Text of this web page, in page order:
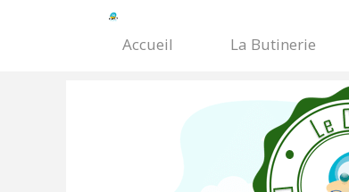
Accueil La Butinerie